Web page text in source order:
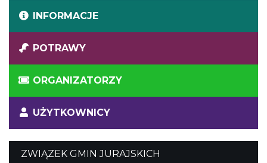
INFORMACJE
POTRAWY
ORGANIZATORZY
UŻYTKOWNICY
ZWIĄZEK GMIN JURAJSKICH